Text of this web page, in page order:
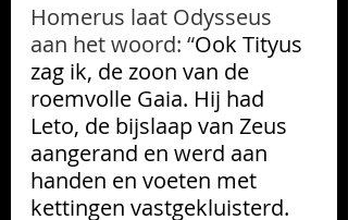
Homerus laat Odysseus
aan het woord: “Ook Tityus
zag ik, de zoon van de
roemvolle Gaia. Hij had
Leto, de bijslaap van Zeus
aangerand en werd aan
handen en voeten met
kettingen vastgekluisterd.